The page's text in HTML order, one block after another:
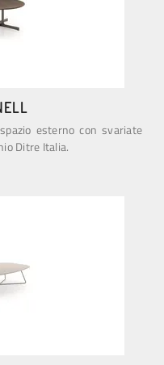
esterno con svariate
Ditre Italia.